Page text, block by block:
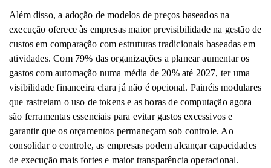
Além disso, a adoção de modelos de preços baseados na
execução oferece às empresas maior previsibilidade na gestão de
custos em comparação com estruturas tradicionais baseadas em
atividades. Com 79% das organizações a planear aumentar os
gastos com automação numa média de 20% até 2027, ter uma
visibilidade financeira clara já não é opcional. Painéis modulares
que rastreiam o uso de tokens e as horas de computação agora
são ferramentas essenciais para evitar gastos excessivos e
garantir que os orçamentos permaneçam sob controle. Ao
consolidar o controle, as empresas podem alcançar capacidades
de execução mais fortes e maior transparência operacional.